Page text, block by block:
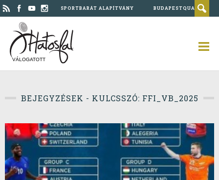
SPORTBARÁT ALAPÍTVÁNY BUDAPESTQUAD
VÁLOGATOTT
BEJEGYZÉSEK - KULCSSZÓ: FFI_VB_2025